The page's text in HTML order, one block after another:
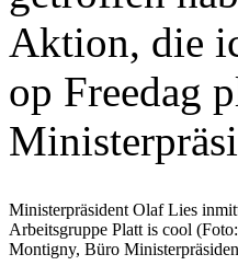
Aktion, die
op Freedag
Ministerpräsident Olaf Lies
Arbeitsgruppe Platt is cool
Montigny, Büro